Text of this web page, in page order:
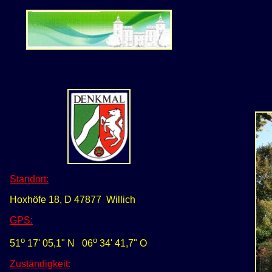
Standort:
Hoxhöfe 18, D 47877 Willich
GPS:
51o 17' 05,1" N 06o 34' 41,7" O
Zuständigkeit: